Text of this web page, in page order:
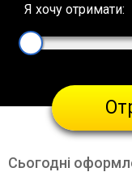
Я хочу отримати:
Сьогодні